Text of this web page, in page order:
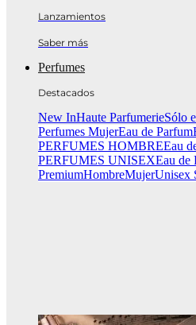
Lanzamientos
Saber más
Perfumes
Destacados
New InHaute ParfumerieSólo
Perfumes MujerEau de Parfum
PERFUMES HOMBREEau
PERFUMES UNISEXEau de
PremiumHombreMujerUnisex